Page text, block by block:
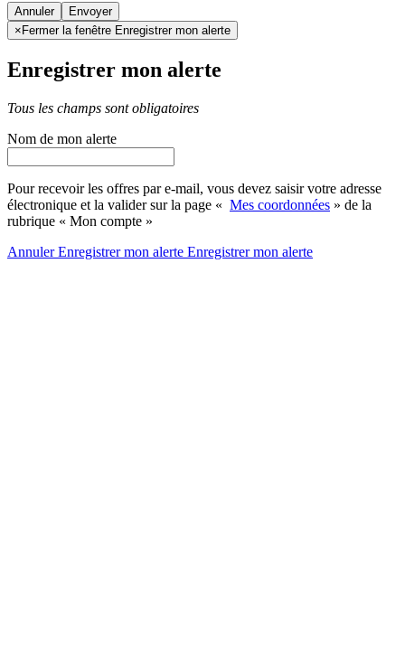
Annuler
× Fermer la fenêtre Enregistrer mon alerte
Enregistrer mon alerte
Tous les champs sont obligatoires
Nom de mon alerte
Pour recevoir les offres par e-mail, vous devez saisir votre adresse
électronique et la valider sur la page « Mes coordonnées » de la
rubrique « Mon compte »
AnnulerEnregistrer mon alerte Enregistrermon alerte